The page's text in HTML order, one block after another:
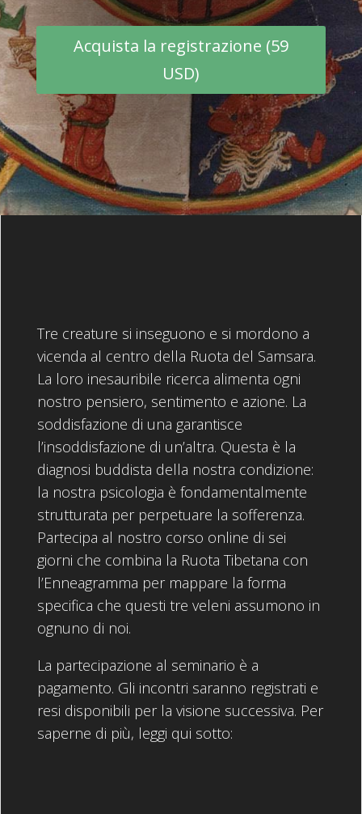
Acquista la registrazione (59
USD)
Tre creature si inseguono e si mordono a
vicenda al centro della Ruota del Samsara.
La loro inesauribile ricerca alimenta ogni
nostro pensiero, sentimento e azione. La
soddisfazione di una garantisce
l’insoddisfazione di un’altra. Questa è la
diagnosi buddista della nostra condizione:
la nostra psicologia è fondamentalmente
strutturata per perpetuare la sofferenza.
Partecipa al nostro corso online di sei
giorni che combina la Ruota Tibetana con
l’Enneagramma per mappare la forma
specifica che questi tre veleni assumono in
ognuno di noi.
La partecipazione al seminario è a
pagamento. Gli incontri saranno registrati e
resi disponibili per la visione successiva. Per
saperne di più, leggi qui sotto: